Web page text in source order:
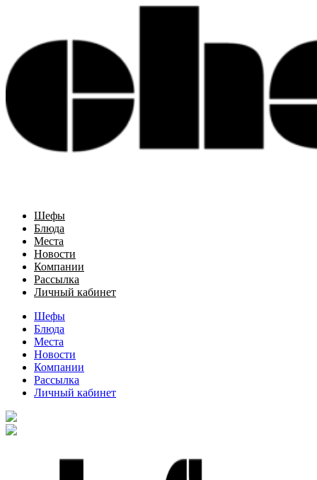
Шефы
Блюда
Места
Новости
Компании
Рассылка
Личный кабинет
Шефы
Блюда
Места
Новости
Компании
Рассылка
Личный кабинет